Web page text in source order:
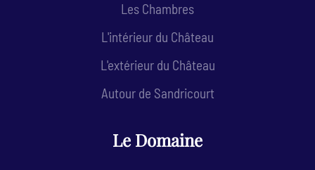
Les Chambres
L'intérieur du Château
L'extérieur du Château
Autour de Sandricourt
Le Domaine